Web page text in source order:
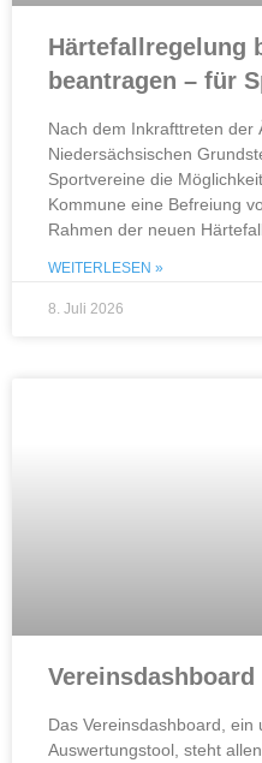
Härtefallregelung
beantragen – für
Nach dem Inkrafttreten der
Niedersächsischen
Sportvereine die
Kommune eine Befreiung
Rahmen der neuen
WEITERLESEN »
8. Juli 2026
Das Vereinsdashboard, ein
Auswertungstool, steht